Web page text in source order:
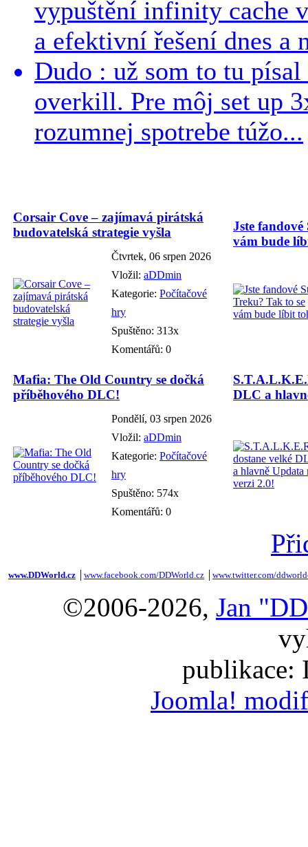
vypuštění infinity cache
a efektivní řešení dnes a
Dudo : už som to tu
overkill. Pre môj set up
rozumnej spotrebe túžo...
Corsair Cove – zajímavá pirátská
budovatelská strategie vyšla
Čtvrtek, 06 srpen 2026
Vložil: aDDmin
Kategorie: Počítačové
hry
Spuštěno: 313x
Komentářů: 0
Jste
vám bude
Mafia: The Old Country se dočká
příběhového DLC!
Pondělí, 03 srpen 2026
Vložil: aDDmin
Kategorie: Počítačové
hry
Spuštěno: 574x
Komentářů: 0
DLC a
www.DDWorld.cz www.facebook.com/DDWorld.cz www.twitter.com/
©2006-2026, Jan
publikace:
Joomla!